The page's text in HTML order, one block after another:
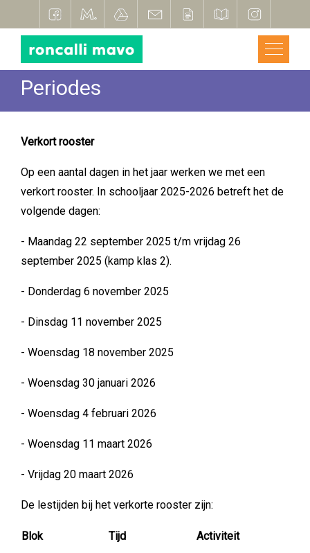
Periodes
Verkort rooster
Op een aantal dagen in het jaar werken we met een
verkort rooster. In schooljaar 2025-2026 betreft het de
volgende dagen:
- Maandag 22 september 2025 t/m vrijdag 26
september 2025 (kamp klas 2).
- Donderdag 6 november 2025
- Dinsdag 11 november 2025
- Woensdag 18 november 2025
- Woensdag 30 januari 2026
- Woensdag 4 februari 2026
- Woensdag 11 maart 2026
- Vrijdag 20 maart 2026
De lestijden bij het verkorte rooster zijn:
Blok Tijd Activiteit